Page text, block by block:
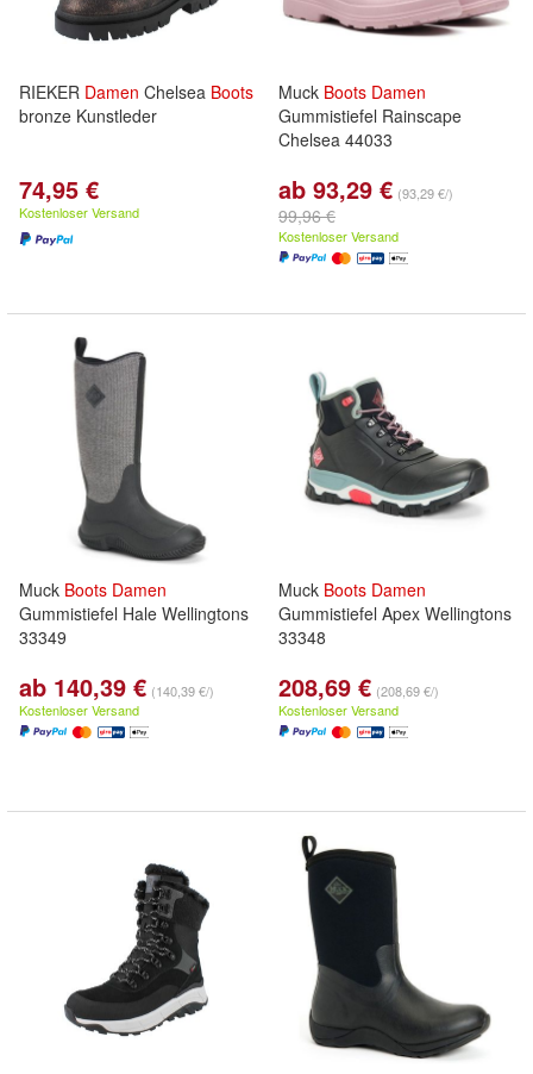
RIEKER Damen Chelsea Boots
bronze Kunstleder
74,95 €
Kostenloser Versand
Muck Boots Damen
Gummistiefel Rainscape
Chelsea 44033
ab 93,29 € (93,29 €/)
99,96 €
Kostenloser Versand
Muck Boots Damen
Gummistiefel Hale Wellingtons
33349
ab 140,39 € (140,39 €/)
Kostenloser Versand
Muck Boots Damen
Gummistiefel Apex Wellingtons
33348
208,69 € (208,69 €/)
Kostenloser Versand